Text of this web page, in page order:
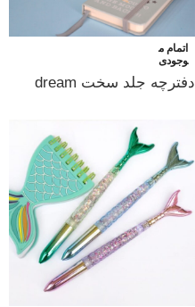
اتمام م
وجودی
دفترچه جلد سخت dream